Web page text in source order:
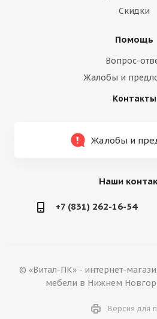
Скидки
Помощь
Вопрос-
Жалобы и
Контакты
Жалобы и
Наши
+7 (831) 262-16-54
© «Витал-ПК» - интернет-
мебели в Нижнем
Версия для